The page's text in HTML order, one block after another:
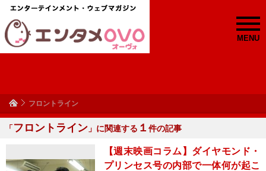
MENU
フロントライン
「フロントライン 」に関連する １ 件の記事
【週末映画コラム】ダイヤモンド・
プリンセス号の内部で一体何が起こ